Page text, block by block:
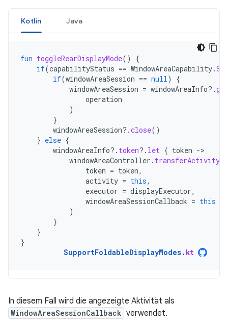
Kotlin Java
fun toggleRearDisplayMode()
{
if(capabilityStatus == WindowAreaCapability.
if(windowAreaSession == null)
{
windowAreaSession = windowAreaInfo?.
operation
)
}
windowAreaSession?.close()
} else {
windowAreaInfo?. token?. let { token -
windowAreaController .
token = token,
activity = this,
executor = displayExecutor,
windowAreaSessionCallback = this
)
}
}
}
SupportFoldableDisplayModes. kt
In diesem Fall wird die angezeigte Aktivität als
WindowAreaSessionCallback verwendet.